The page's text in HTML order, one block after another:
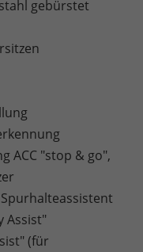
gebürstet
ACC "stop & go",
Assist"
(für